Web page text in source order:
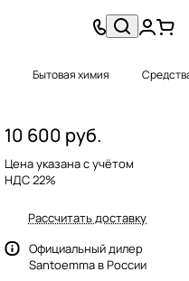
Бытовая химия
10 600 руб.
Цена указана с учётом
НДС 22%
Рассчитать доставку
Официальный дилер
Santoemma в России